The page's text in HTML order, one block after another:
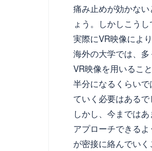
痛み止めが効かな
ょう。しかしこう
実際にVR映像によ
海外の大学では、多
VR映像を用いるこ
半分になるくらい
ていく必要はあるで
しかし、今までは
アプローチできる
が密接に絡んでい